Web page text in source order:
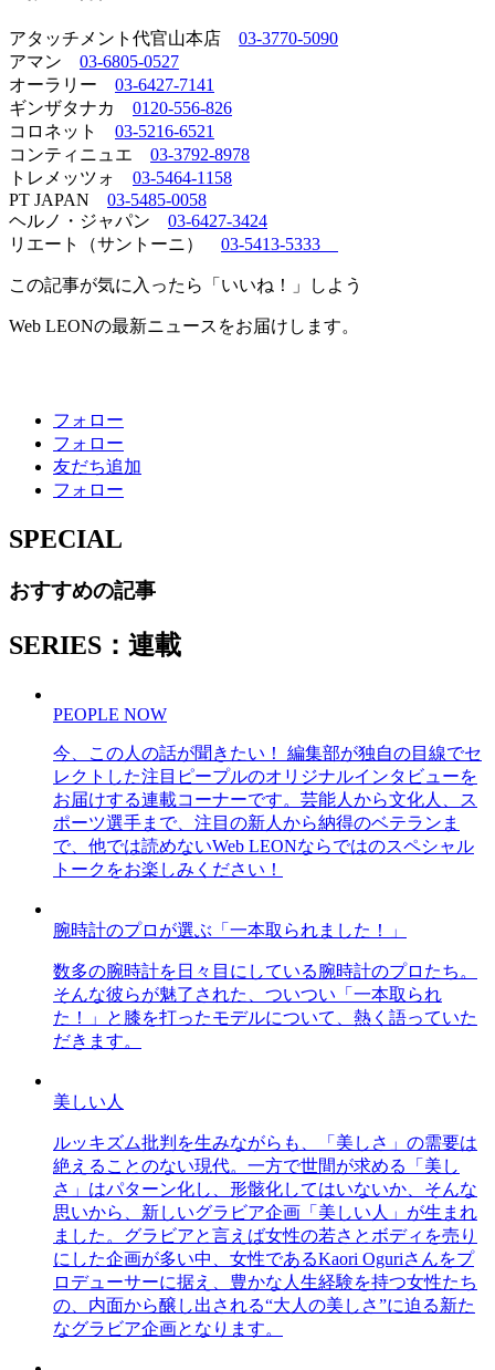
アタッチメント代官山本店 03-3770-5090
アマン 03-6805-0527
オーラリー 03-6427-7141
ギンザタナカ 0120-556-826
コロネット 03-5216-6521
コンティニュエ 03-3792-8978
トレメッツォ 03-5464-1158
PT JAPAN 03-5485-0058
ヘルノ・ジャパン 03-6427-3424
リエート（サントーニ） 03-5413-5333
この記事が気に入ったら「いいね！」しよう
Web LEONの最新ニュースをお届けします。
フォロー
フォロー
友だち追加
フォロー
SPECIAL
おすすめの記事
SERIES：連載
PEOPLE NOW
今、この人の話が聞きたい！ 編集部が独自の目線でセ
レクトした注目ピープルのオリジナルインタビューを
お届けする連載コーナーです。芸能人から文化人、ス
ポーツ選手まで、注目の新人から納得のベテランま
で、他では読めないWeb LEONならではのスペシャル
トークをお楽しみください！
腕時計のプロが選ぶ「一本取られました！」
数多の腕時計を日々目にしている腕時計のプロたち。
そんな彼らが魅了された、ついつい「一本取られ
た！」と膝を打ったモデルについて、熱く語っていた
だきます。
美しい人
ルッキズム批判を生みながらも、「美しさ」の需要は
絶えることのない現代。一方で世間が求める「美し
さ」はパターン化し、形骸化してはいないか、そんな
思いから、新しいグラビア企画「美しい人」が生まれ
ました。グラビアと言えば女性の若さとボディを売り
にした企画が多い中、女性であるKaori Oguriさんをプ
ロデューサーに据え、豊かな人生経験を持つ女性たち
の、内面から醸し出される“大人の美しさ”に迫る新た
なグラビア企画となります。